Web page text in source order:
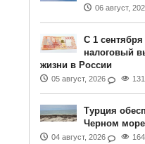
06 август,
С 1
налоговый
жизни в России
05 август, 2026 131
Турция
Черном море
04 август, 2026 164